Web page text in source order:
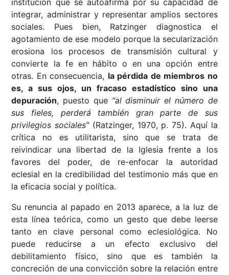
institución que se autoafirma por su capacidad de
integrar, administrar y representar amplios sectores
sociales. Pues bien, Ratzinger diagnostica el
agotamiento de ese modelo porque la secularización
erosiona los procesos de transmisión cultural y
convierte la fe en hábito o en una opción entre
otras. En consecuencia, la pérdida de miembros no
es, a sus ojos, un fracaso estadístico sino una
depuración, puesto que “al disminuir el número de
sus fieles, perderá también gran parte de sus
privilegios sociales”(Ratzinger, 1970, p. 75). Aquí la
crítica no es utilitarista, sino que se trata de
reivindicar una libertad de la Iglesia frente a los
favores del poder, de re-enfocar la autoridad
eclesial en la credibilidad del testimonio más que en
la eficacia social y política.
Su renuncia al papado en 2013 aparece, a la luz de
esta línea teórica, como un gesto que debe leerse
tanto en clave personal como eclesiológica. No
puede reducirse a un efecto exclusivo del
debilitamiento físico, sino que es también la
concreción de una convicción sobre la relación entre